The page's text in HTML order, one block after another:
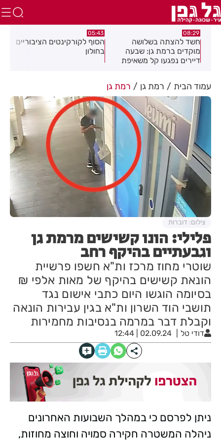
08:29
חשד להצתה בשלושה
מוקדים ברמת גן: שבעה
דיירים נפגעו קל משאיפת
05:43
הסוף לקורקינטים הציבוריים
בחולון
עמוד הבית רמת גן רמת גן
פלילי: הונו קשישים מרמת גן
וגבעתיים בהיקף רחב
שוטרי מחוז מרכז ות"א חשפו פרשיית
הונאת קשישים בהיקף של מאות אלפי ₪
בסיומה הוגשו היום כתבי אישום נגד
תושבי הוד השרון ות"א בגין עבירות הונאה
וקבלת דבר במרמה בנסיבות מחמירות
דודי טל 02.09.24 | 12:44
צילום: דוברות
ניתן לפרסם כי במהלך השבועות האחרונים
ניהלה המשטרה חקירה סמויה וחוצה מחוזות,